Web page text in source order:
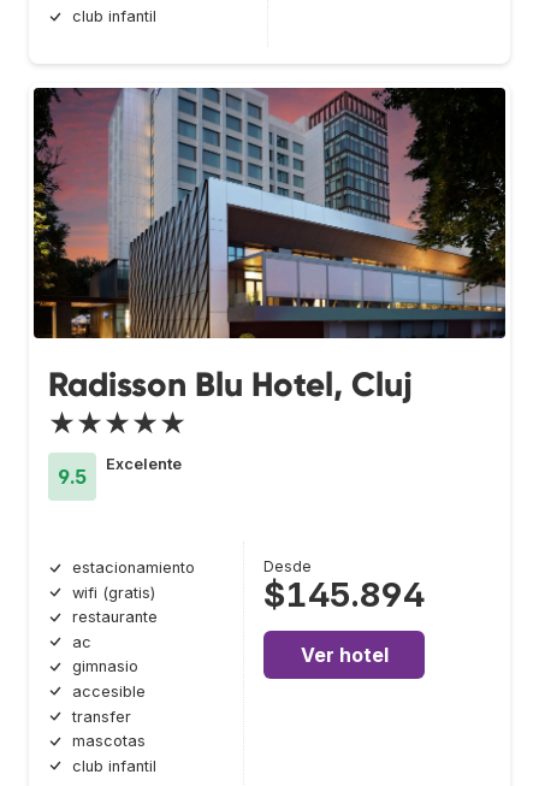
club infantil
Radisson Blu Hotel, Cluj
★★★★★
9.5
Excelente
estacionamiento
wifi (gratis)
restaurante
ac
gimnasio
accesible
transfer
mascotas
club infantil
Desde
$145.894
Ver hotel